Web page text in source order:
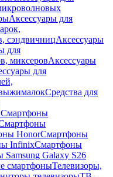
Аксессуары для
сэндвичницАксессуары
для
миксеровАксессуары
для
Средства для
Смартфоны
HonorСмартфоны
InfinixСмартфоны
Galaxy S26
смартфоныТелевизоры,